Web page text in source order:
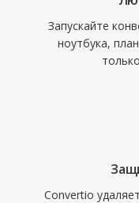
Запускайте
ноутбука,
Convertio